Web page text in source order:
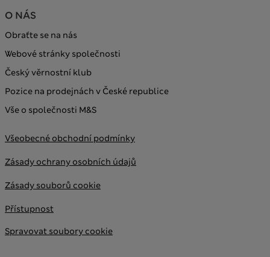
O NÁS
Obraťte se na nás
Webové stránky společnosti
Český věrnostní klub
Pozice na prodejnách v České republice
Vše o společnosti M&S
Všeobecné obchodní podmínky
Zásady ochrany osobních údajů
Zásady souborů cookie
Přístupnost
Spravovat soubory cookie